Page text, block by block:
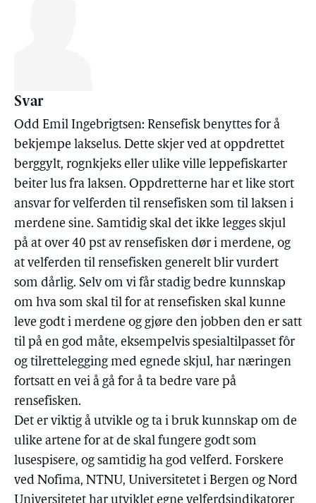
Svar
Odd Emil Ingebrigtsen: Rensefisk benyttes for å
bekjempe lakselus. Dette skjer ved at oppdrettet
berggylt, rognkjeks eller ulike ville leppefiskarter
beiter lus fra laksen. Oppdretterne har et like stort
ansvar for velferden til rensefisken som til laksen i
merdene sine. Samtidig skal det ikke legges skjul
på at over 40 pst av rensefisken dør i merdene, og
at velferden til rensefisken generelt blir vurdert
som dårlig. Selv om vi får stadig bedre kunnskap
om hva som skal til for at rensefisken skal kunne
leve godt i merdene og gjøre den jobben den er satt
til på en god måte, eksempelvis spesialtilpasset fôr
og tilrettelegging med egnede skjul, har næringen
fortsatt en vei å gå for å ta bedre vare på
rensefisken.
Det er viktig å utvikle og ta i bruk kunnskap om de
ulike artene for at de skal fungere godt som
lusespisere, og samtidig ha god velferd. Forskere
ved Nofima, NTNU, Universitetet i Bergen og Nord